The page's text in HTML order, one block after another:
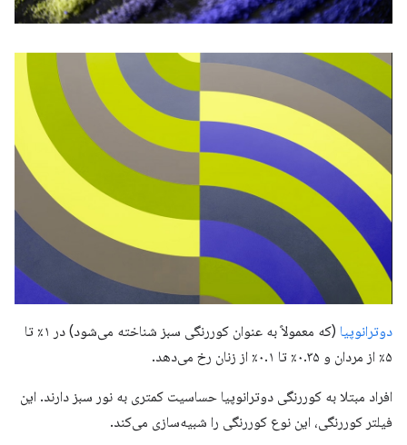
دوترانوپیا
(که معمولاً به عنوان کوررنگی سبز شناخته می‌شود) در ۱٪ تا
۵٪ از مردان و ۰.۳۵٪ تا ۰.۱٪ از زنان رخ می‌دهد.
افراد مبتلا به کوررنگی دوترانوپیا حساسیت کمتری به نور سبز دارند. این
فیلتر کوررنگی، این نوع کوررنگی را شبیه‌سازی می‌کند.